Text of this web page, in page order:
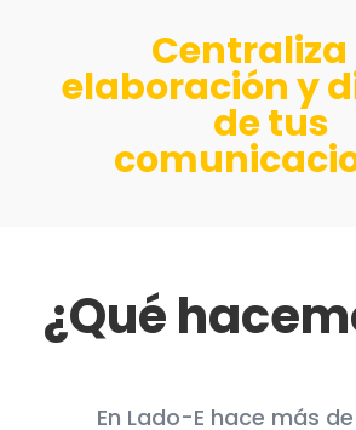
Centraliza
elaboración y
de tus
¿Qué
En Lado-E hace más